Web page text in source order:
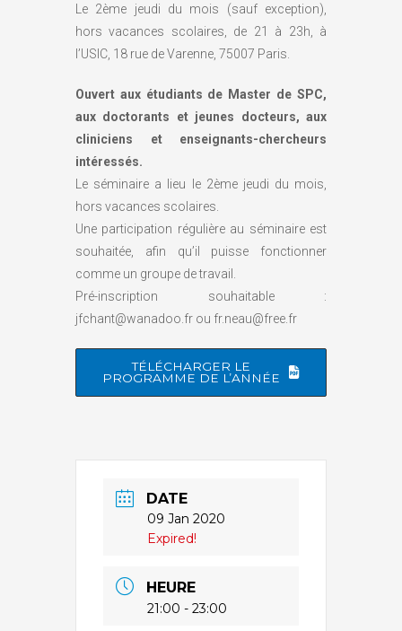
Le 2ème jeudi du mois (sauf exception),
hors vacances scolaires, de 21 à 23h, à
l’USIC, 18 rue de Varenne, 75007 Paris.
Ouvert aux étudiants de Master de SPC,
aux doctorants et jeunes docteurs, aux
cliniciens et enseignants-chercheurs
intéressés.
Le séminaire a lieu le 2ème jeudi du mois,
hors vacances scolaires.
Une participation régulière au séminaire est
souhaitée, afin qu’il puisse fonctionner
comme un groupe de travail.
Pré-inscription souhaitable :
jfchant@wanadoo.fr ou fr.neau@free.fr
TÉLÉCHARGER LE
PROGRAMME DE L’ANNÉE
DATE
09 Jan 2020
Expired!
HEURE
21:00 - 23:00